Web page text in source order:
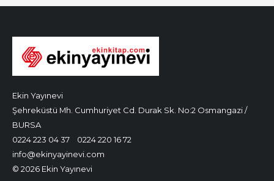
Ekin Yayınevi
Şehreküstü Mh. Cumhuriyet Cd. Durak Sk. No:2 Osmangazi /
BURSA
0224 223 04 37
0224 220 16 72
info@ekinyayinevi.com
© 2026 Ekin Yayınevi